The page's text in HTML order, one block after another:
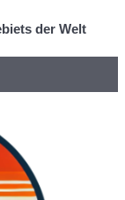
der Welt